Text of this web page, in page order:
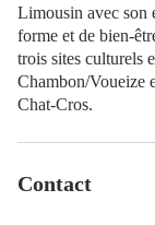
Limousin avec son
forme et de bien-
trois sites culturels
Chambon/Voueize
Chat-Cros.
Contact